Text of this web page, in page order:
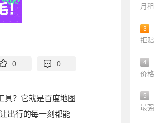
0 0
具？它就是百度地图
出行的每一刻都能
月
3
拒
4
价
5
最